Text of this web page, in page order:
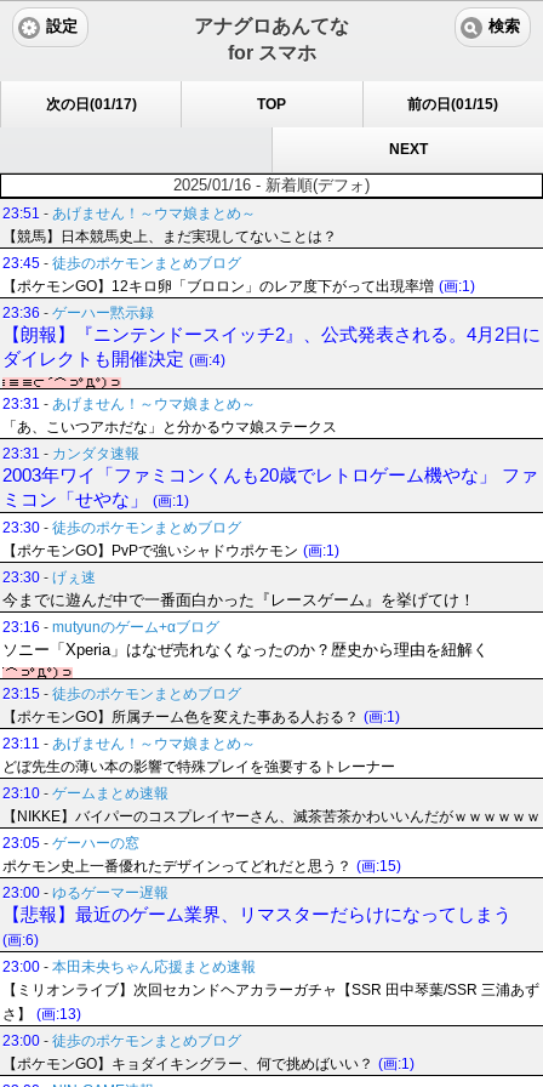
アナグロあんてな
for スマホ
設定 検索
次の日(01/17) TOP 前の日(01/15)
NEXT
2025/01/16 - 新着順(デフォ)
23:51 - あげません！～ウマ娘まとめ～
【競馬】日本競馬史上、まだ実現してないことは？
23:45 - 徒歩のポケモンまとめブログ
【ポケモンGO】12キロ卵「ブロロン」のレア度下がって出現率増 (画:1)
23:36 - ゲーハー黙示録
【朗報】『ニンテンドースイッチ2』、公式発表される。4月2日に
ダイレクトも開催決定 (画:4)
23:31 - あげません！～ウマ娘まとめ～
「あ、こいつアホだな」と分かるウマ娘ステークス
23:31 - カンダタ速報
2003年ワイ「ファミコンくんも20歳でレトロゲーム機やな」 ファ
ミコン「せやな」
(画:1)
23:30 - 徒歩のポケモンまとめブログ
【ポケモンGO】PvPで強いシャドウポケモン (画:1)
23:30 - げぇ速
今までに遊んだ中で一番面白かった『レースゲーム』を挙げてけ！
23:16 - mutyunのゲーム+αブログ
ソニー「Xperia」はなぜ売れなくなったのか？歴史から理由を紐解く
23:15 - 徒歩のポケモンまとめブログ
【ポケモンGO】所属チーム色を変えた事ある人おる？ (画:1)
23:11 - あげません！～ウマ娘まとめ～
どぼ先生の薄い本の影響で特殊プレイを強要するトレーナー
23:10 - ゲームまとめ速報
【NIKKE】バイパーのコスプレイヤーさん、滅茶苦茶かわいいんだがｗｗｗｗｗｗ
23:05 - ゲーハーの窓
ポケモン史上一番優れたデザインってどれだと思う？ (画:15)
23:00 - ゆるゲーマー遅報
【悲報】最近のゲーム業界、リマスターだらけになってしまう
(画:6)
23:00 - 本田未央ちゃん応援まとめ速報
【ミリオンライブ】次回セカンドヘアカラーガチャ【SSR 田中琴葉/SSR 三浦あず
さ】
(画:13)
23:00 - 徒歩のポケモンまとめブログ
【ポケモンGO】キョダイキングラー、何で挑めばいい？ (画:1)